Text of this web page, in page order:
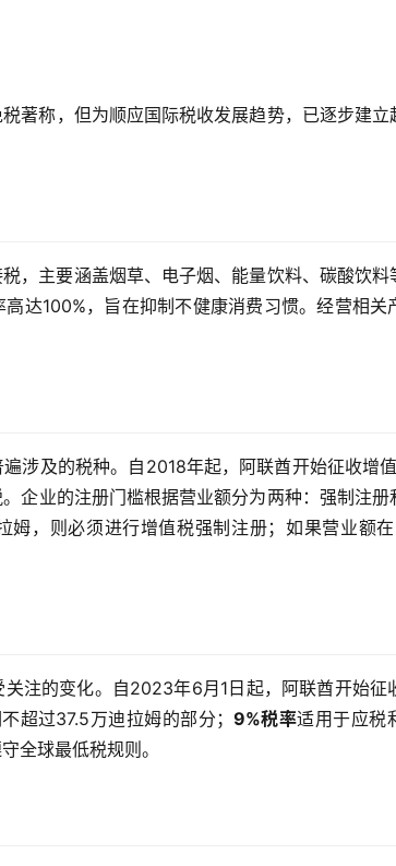
著称，但为顺应国际税收发展趋势，已逐步建
，主要涵盖烟草、电子烟、能量饮料、碳酸饮
高达100%，旨在抑制不健康消费习惯。经营相
涉及的税种。自2018年起，阿联酋开始征收增值
企业的注册门槛根据营业额分为两种：强制注
姆，则必须进行增值税强制注册；如果营业额
注的变化。自2023年6月1日起，阿联酋开始征
超过37.5万迪拉姆的部分；9%税率适用于应税
全球最低税规则。